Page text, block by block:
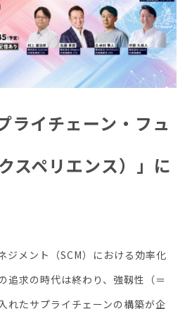
ライチェーン・フュ
スペリエンス）」に
ジメント（SCM）における効率化
追求の時代は終わり、強靱性（＝
れたサプライチェーンの構築が企